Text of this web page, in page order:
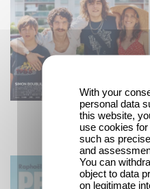
Just an illusion
With your
personal data
this website,
use cookies
such as
and
You can
object to data
on legitimate